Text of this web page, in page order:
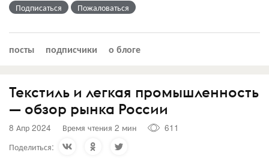
Подписаться Пожаловаться
посты подписчики о блоге
Текстиль и легкая промышленность
— обзор рынка России
8 Апр 2024 Время чтения 2 мин
611
Поделиться: